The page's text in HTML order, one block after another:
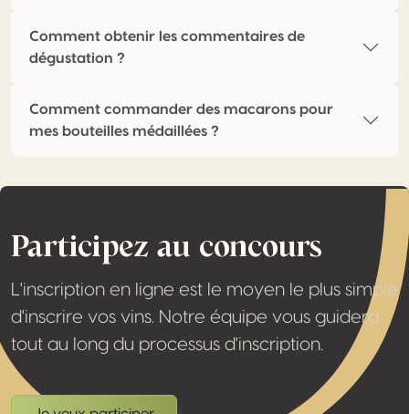
Comment obtenir les commentaires de
dégustation ?
Comment commander des macarons pour
mes bouteilles médaillées ?
Participez au concours
L'inscription en ligne est le moyen le plus simple
d'inscrire vos vins. Notre équipe vous guidera
tout au long du processus d'inscription.